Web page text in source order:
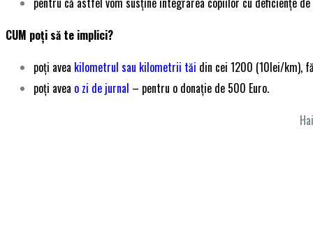
CUM poți să te implici?
poți avea kilometrul sau kilometrii tăi din cei 1200 (10lei/km),
poți avea o zi de jurnal – pentru o donație de 500 Euro.